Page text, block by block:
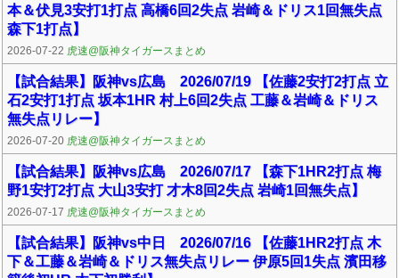
本＆伏見3安打1打点 高橋6回2失点 岩崎＆ドリス1回無失点
森下1打点】
2026-07-22 虎速@阪神タイガースまとめ
【試合結果】阪神vs広島 2026/07/19 【佐藤2安打2打点 立
石2安打1打点 坂本1HR 村上6回2失点 工藤＆岩崎＆ドリス
無失点リレー】
2026-07-20 虎速@阪神タイガースまとめ
【試合結果】阪神vs広島 2026/07/17 【森下1HR2打点 梅
野1安打2打点 大山3安打 才木8回2失点 岩崎1回無失点】
2026-07-17 虎速@阪神タイガースまとめ
【試合結果】阪神vs中日 2026/07/16 【佐藤1HR2打点 木
下＆工藤＆岩崎＆ドリス無失点リレー 伊原5回1失点 濱田移